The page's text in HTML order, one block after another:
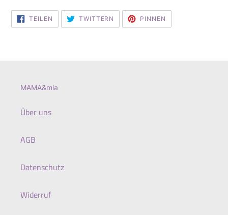
TEILEN
FACEBOOK
TEILEN
TWITTERN
TWITTER
TWITTERN
PINNEN
PINNEN
MAMA&mia
Über uns
AGB
Datenschutz
Widerruf